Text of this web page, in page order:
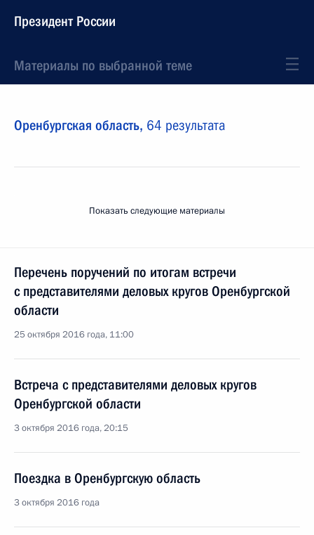
Президент России
Материалы по выбранной теме
Оренбургская область, 64 результата
Показать следующие материалы
Перечень поручений по итогам встречи
с представителями деловых кругов Оренбургской
области
25 октября 2016 года, 11:00
Встреча с представителями деловых кругов
Оренбургской области
3 октября 2016 года, 20:15
Поездка в Оренбургскую область
3 октября 2016 года